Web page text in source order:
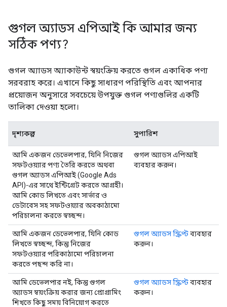
গুগল অ্যাডস এপিআই কি আমার জন্য
সঠিক পণ্য?
গুগল অ্যাডস অ্যাকাউন্ট স্বয়ংক্রিয় করতে গুগল একাধিক পণ্য
সরবরাহ করে। এখানে কিছু সাধারণ পরিস্থিতি এবং আপনার
প্রয়োজন অনুসারে সবচেয়ে উপযুক্ত গুগল পণ্যগুলির একটি
তালিকা দেওয়া হলো।
দৃশ্যকল্প সুপারিশ
আমি একজন ডেভেলপার, যিনি নিজের
সফটওয়্যার পণ্য তৈরি করতে অথবা
গুগল অ্যাডস এপিআই (Google Ads
API)-এর সাথে ইন্টিগ্রেট করতে আগ্রহী।
আমি কোড লিখতে এবং সার্ভার ও
ডেটাবেস সহ সফটওয়্যার অবকাঠামো
পরিচালনা করতে স্বচ্ছন্দ।
গুগল অ্যাডস এপিআই
ব্যবহার করুন।
আমি একজন ডেভেলপার, যিনি কোড
লিখতে স্বচ্ছন্দ, কিন্তু নিজের
সফটওয়্যার পরিকাঠামো পরিচালনা
করতে পছন্দ করি না।
গুগল অ্যাডস স্ক্রিপ্টব্যবহার
করুন।
আমি ডেভেলপার নই, কিন্তু গুগল
অ্যাডস স্বয়ংক্রিয় করার জন্য প্রোগ্রামিং
শিখতে কিছু সময় বিনিয়োগ করতে
গুগল অ্যাডস স্ক্রিপ্টব্যবহার
করুন।